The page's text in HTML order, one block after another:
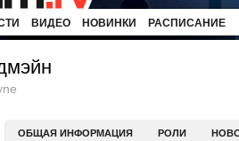
ВИДЕО НОВИНКИ РАСПИСАНИЕ
ОБЩАЯ ИНФОРМАЦИЯ РОЛИ